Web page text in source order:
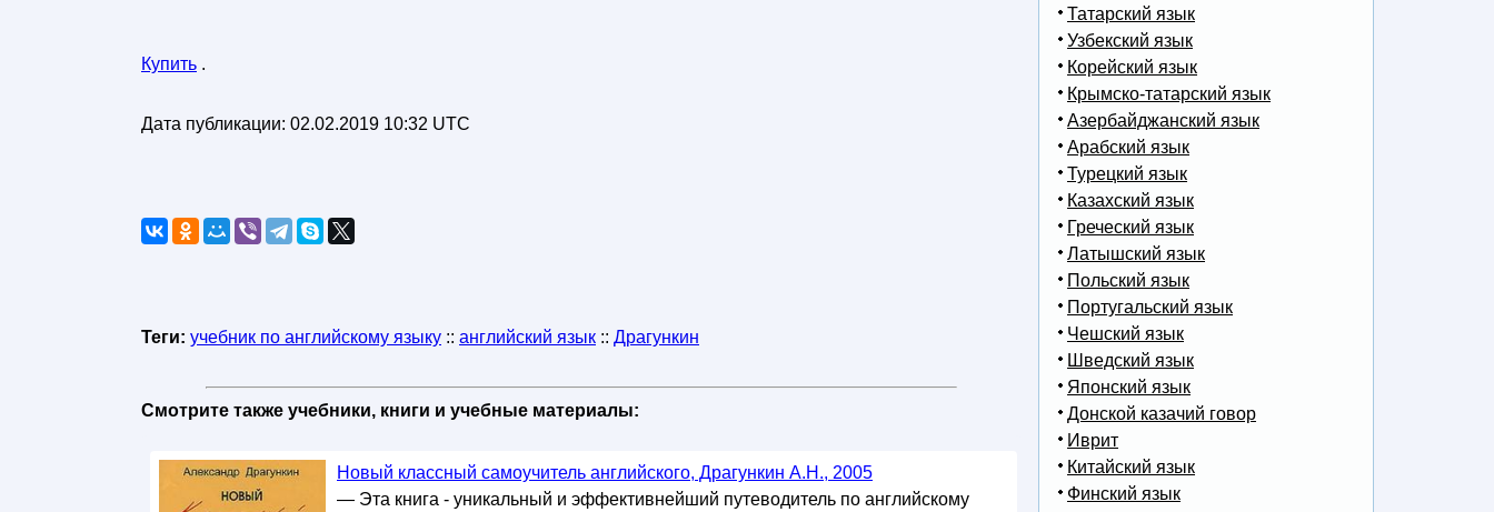
Купить .
Дата публикации: 02.02.2019 10:32 UTC
Теги: учебник по английскому языку :: английский язык :: Драгункин
Смотрите также учебники, книги и учебные материалы:
Новый классный самоучитель английского, Драгункин А.Н., 2005
— Эта книга - уникальный и эффективнейший путеводитель по английскому
Татарский язык
Узбекский язык
Корейский язык
Крымско-татарский язык
Азербайджанский язык
Арабский язык
Турецкий язык
Казахский язык
Греческий язык
Латышский язык
Польский язык
Португальский язык
Чешский язык
Шведский язык
Японский язык
Донской казачий говор
Иврит
Китайский язык
Финский язык